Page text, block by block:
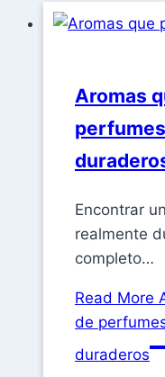
Aromas
Encontrar
realmente
completo…
Read More
de
duraderos